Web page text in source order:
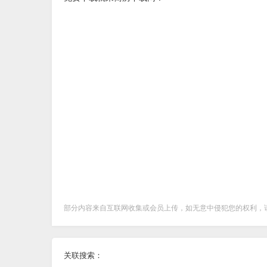
部分内容来自互联网收集或会员上传，如无意中侵犯您的权利，
关联搜索：